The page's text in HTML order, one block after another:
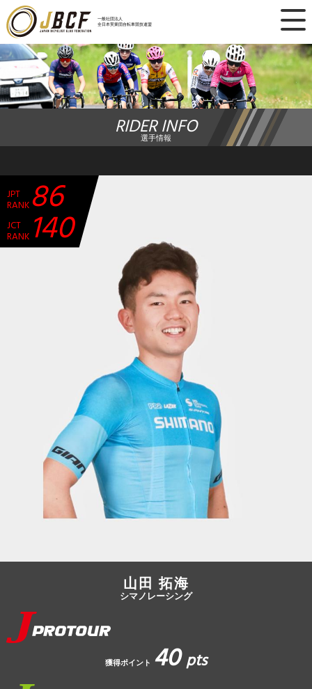
一般社団法人
全日本実業団自転車競技連盟
×
ニュース
レース日程
ランキング
競技ガイド
加盟・登録
エントリー
JBCF ROAD SERIESとは
RIDER INFO
選手情報
JPT
RANK 86
JCT
RANK 140
山田 拓海
シマノレーシング
獲得ポイント 40pts